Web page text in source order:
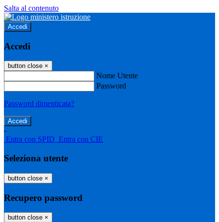
Salta al contenuto
Accedi
Accedi
button close ×
Nome Utente
Password
Password dimenticata?
-
Entra con SPID Entra con CIE
Seleziona utente
button close ×
Recupero password
button close ×